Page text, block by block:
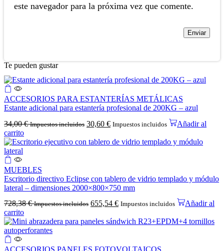
este navegador para la próxima vez que comente.
Te pueden gustar
ACCESORIOS PARA ESTANTERÍAS METÁLICAS
Estante adicional para estantería profesional de 200KG – azul
34,00€ Impuestos incluidos 30,60 € Impuestos incluidos
Añadir al
carrito
MUEBLES
Escritorio directivo Eclipse con tablero de vidrio templado y módulo
lateral – dimensiones 2000×800×750 mm
728,38€ Impuestos incluidos 655,54 € Impuestos incluidos
Añadir al
carrito
ACCESORIOS PANELES FOTOVOLTAICOS